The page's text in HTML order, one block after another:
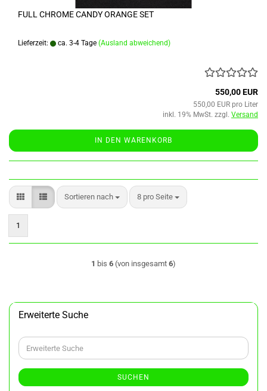
FULL CHROME CANDY ORANGE SET
Lieferzeit: ca. 3-4 Tage (Ausland abweichend)
550,00 EUR
550,00 EUR pro Liter
inkl. 19% MwSt. zzgl. Versand
IN DEN WARENKORB
Sortieren nach
Sortieren nach 8 pro Seite
pro Seite
1
1 bis 6 (von insgesamt 6)
Erweiterte Suche
Erweiterte
Suche
SUCHEN